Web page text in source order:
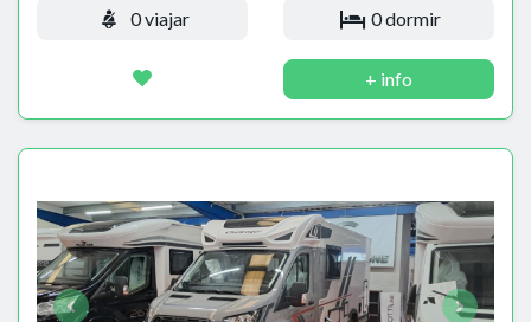
0 viajar 0 dormir
+ info